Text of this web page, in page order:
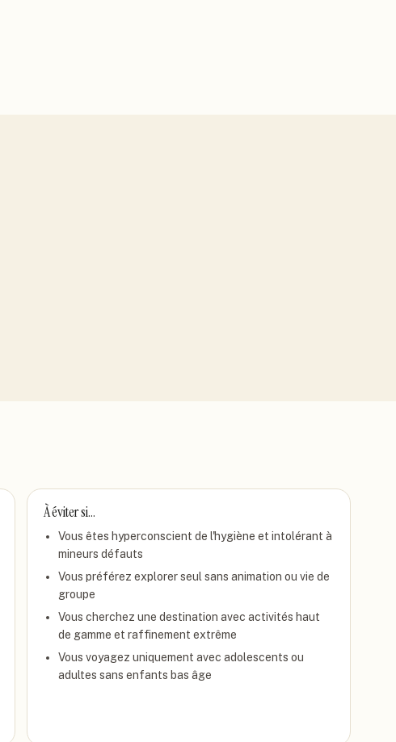
À éviter si…
Vous êtes hyperconscient de l'hygiène et intolérant à
mineurs défauts
Vous préférez explorer seul sans animation ou vie de
groupe
Vous cherchez une destination avec activités haut
de gamme et raffinement extrême
Vous voyagez uniquement avec adolescents ou
adultes sans enfants bas âge